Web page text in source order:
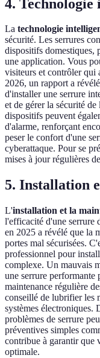
4. Technologie
La technologie
sécurité. Les serrures
dispositifs domestiques,
une application. Vous
visiteurs et contrôler qui
2026, un rapport a
d'installer une serrure
et de gérer la sécurité
dispositifs peuvent
d'alarme, renforçant
peser le confort d'une
cyberattaque. Pour se
mises à jour régulières
5. Installation
L'installation et la
l'efficacité d'une serrure
en 2025 a révélé que la
portes mal sécurisées.
professionnel pour
complexe. Un mauvais
une serrure performante
maintenance régulière
conseillé de lubrifier les
systèmes électroniques.
problèmes de serrure
préventives simples
contribue à garantir que
optimale.